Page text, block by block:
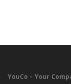
YouCo – Your